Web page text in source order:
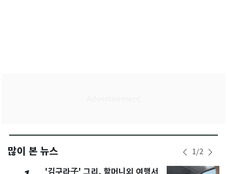
많이 본 뉴스 1/2
'김구라子' 그리, 할머니외 여행서